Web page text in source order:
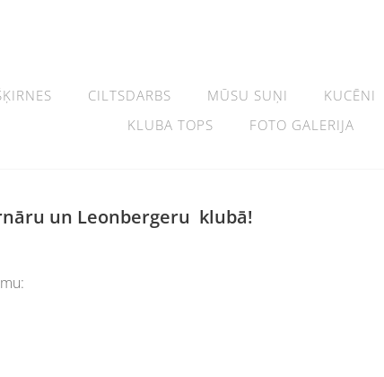
CILTSDARBS MŪSU SUŅI KUCĒNI
KLUBA TOPS
FOTO GALERIJA
un Leonbergeru klubā!